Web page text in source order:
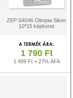
ZEP S4046 Olimpia Silver
10*15 képkeret
1 790 Ft
1 409 Ft + 27% ÁFA